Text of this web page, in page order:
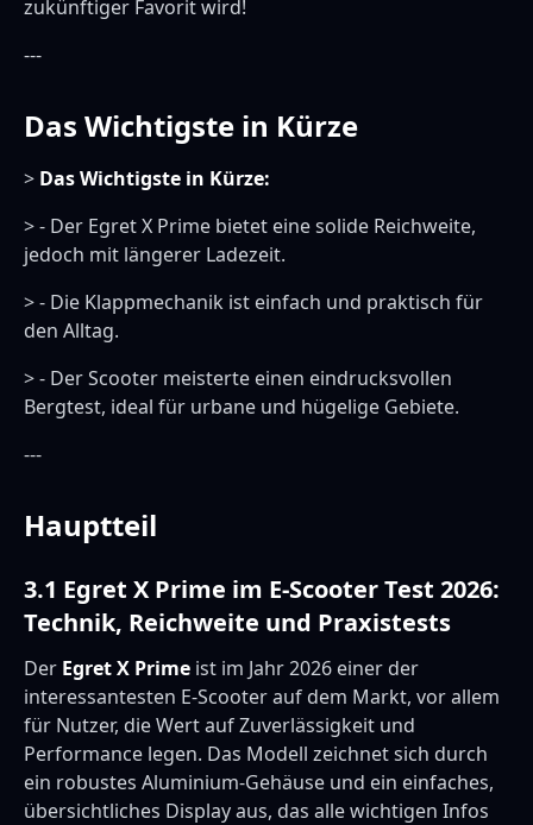
zukünftiger Favorit wird!
---
Das Wichtigste in Kürze
> Das Wichtigste in Kürze:
> - Der Egret X Prime bietet eine solide Reichweite,
jedoch mit längerer Ladezeit.
> - Die Klappmechanik ist einfach und praktisch für
den Alltag.
> - Der Scooter meisterte einen eindrucksvollen
Bergtest, ideal für urbane und hügelige Gebiete.
---
Hauptteil
3.1 Egret X Prime im E-Scooter Test 2026:
Technik, Reichweite und Praxistests
Der Egret X Prime ist im Jahr 2026 einer der
interessantesten E-Scooter auf dem Markt, vor allem
für Nutzer, die Wert auf Zuverlässigkeit und
Performance legen. Das Modell zeichnet sich durch
ein robustes Aluminium-Gehäuse und ein einfaches,
übersichtliches Display aus, das alle wichtigen Infos